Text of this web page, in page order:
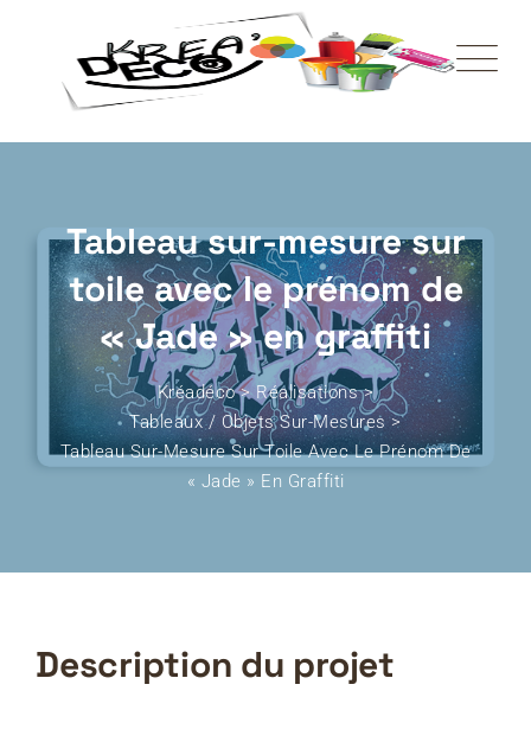
Tableau sur-mesure sur
toile avec le prénom de
« Jade » en graffiti
Kréadéco>Réalisations>
Tableaux / Objets Sur-Mesures >
Tableau Sur-Mesure Sur Toile Avec Le Prénom De
« Jade » En Graffiti
Description du projet